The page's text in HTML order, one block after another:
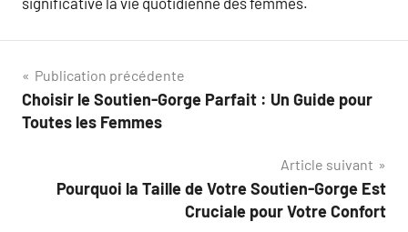
Navigation
de
Publication précédente
Choisir le Soutien-Gorge Parfait : Un Guide pour
Toutes les Femmes
Article suivant
Pourquoi la Taille de Votre Soutien-Gorge Est
Cruciale pour Votre Confort